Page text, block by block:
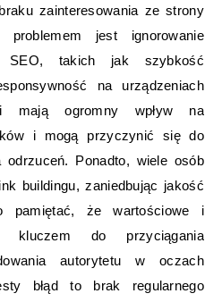
zainteresowania ze strony
problemem jest ignorowanie
SEO, takich jak szybkość
na urządzeniach
mają ogromny wpływ na
i mogą przyczynić się do
odrzuceń. Ponadto, wiele osób
buildingu, zaniedbując jakość
pamiętać, że wartościowe i
kluczem do przyciągania
autorytetu w oczach
błąd to brak regularnego